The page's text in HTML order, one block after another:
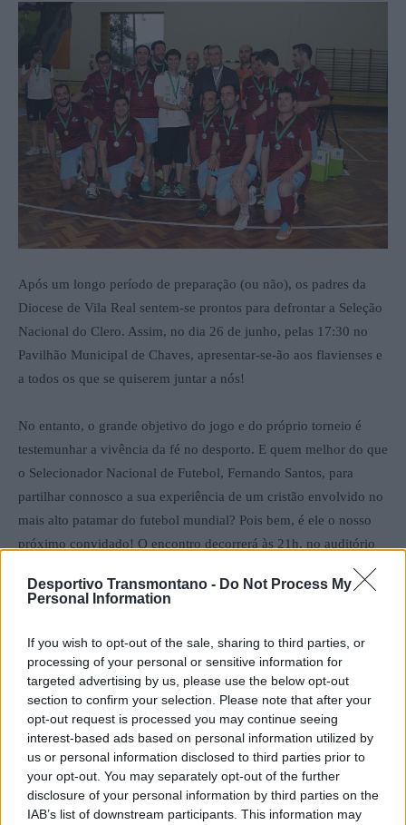
Desportivo Transmontano - Do Not Process My
Personal Information
If you wish to opt-out of the sale, sharing to third parties, or
processing of your personal or sensitive information for
targeted advertising by us, please use the below opt-out
section to confirm your selection. Please note that after your
opt-out request is processed you may continue seeing
interest-based ads based on personal information utilized by
us or personal information disclosed to third parties prior to
your opt-out. You may separately opt-out of the further
disclosure of your personal information by third parties on the
IAB’s list of downstream participants. This information may
Após um longo período de preparação (ou não), os padres da
Diocese de Vila Real sentem-se prontos para defrontar a Seleção
Nacional do Clero. Assim, no dia 26 de junho, pelas 17:30 no
Pavilhão Municipal de Chaves, apresentar-se-ão aos flavienses e
a todos os que se quiserem juntar a nós!
No entanto, o grande objetivo do jogo e do próprio torneio é
testemunhar a vivência da fé no desporto. E quem melhor do que
o Selecionador Nacional de Futebol, Fernando Santos, para
partilhar connosco a sua experiência de um cristão envolvido no
mais alto patamar do futebol mundial? Pois bem, é ele o nosso
próximo convidado! O encontro decorrerá às 21h, no auditório
aquele que será, sem dúvida, um belo testemunho de quem
anuncia Jesus Cristo no mundo do desporto.